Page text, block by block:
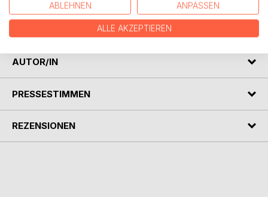
Die ganze Realität, so wie wir sie erlebt haben
Wir sind auch nur Menschen
AUTOR/IN
PRESSESTIMMEN
REZENSIONEN
ABLEHNEN ANPASSEN
ALLE AKZEPTIEREN